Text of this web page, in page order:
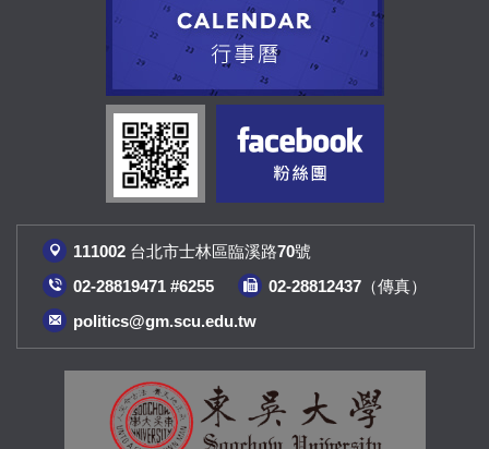
111002 台北市士林區臨溪路70號
02-28819471 #6255
02-28812437（傳真）
politics@gm.scu.edu.tw